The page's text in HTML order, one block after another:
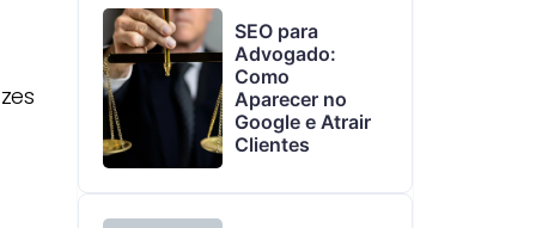
SEO para
Advogado:
Como
Aparecer no
Google e Atrair
Clientes